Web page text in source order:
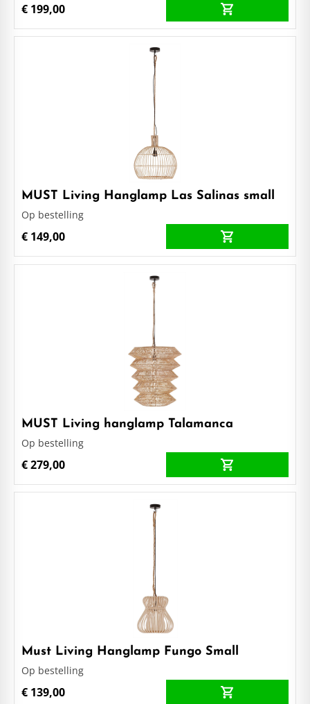
€ 199,00
MUST Living Hanglamp Las Salinas small
Op bestelling
€ 149,00
MUST Living hanglamp Talamanca
Op bestelling
€ 279,00
Must Living Hanglamp Fungo Small
Op bestelling
€ 139,00